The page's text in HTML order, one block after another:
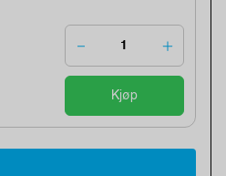
Kjøp